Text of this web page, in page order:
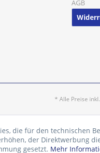
AGB
* Alle Preise
die für den technischen
der Direktwerbung
gesetzt. Mehr